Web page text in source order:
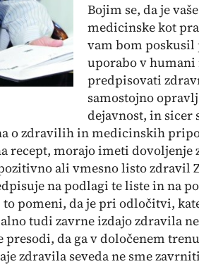
Bojim se, da je
medicinske kot
vam bom poskusil
uporabo v
predpisovati
samostojno
dejavnost, in sicer
o zdravilih in medicinskih
recept, morajo imeti
ali vmesno listo zdravil
na podlagi te liste in na
pomeni, da je pri odločitvi,
tudi zavrne izdajo zdravila
da ga v določenem
zdravila seveda ne sme